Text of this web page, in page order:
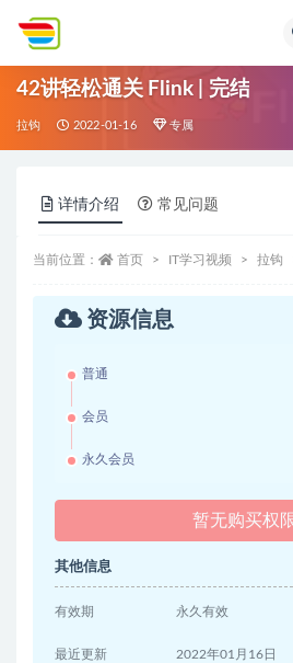
42讲轻松通关 Flink | 完结
拉钩 2022-01-16 专属
详情介绍 常见问题
当前位置： 首页 IT学习视频 拉钩
资源信息
普通
会员
永久会员
暂无购买权
其他信息
有效期 永久有效
最近更新 2022年01月16日